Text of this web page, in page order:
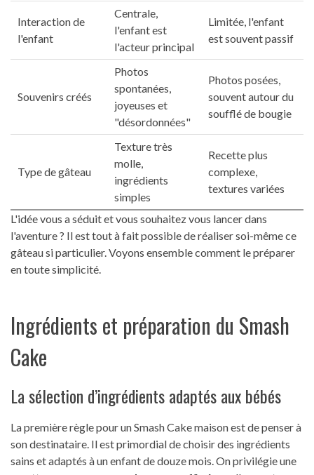
Interaction de
l'enfant
Centrale,
l'enfant est
l'acteur principal
Limitée, l'enfant
est souvent passif
Souvenirs créés
Photos
spontanées,
joyeuses et
"désordonnées"
Photos posées,
souvent autour du
soufflé de bougie
Type de gâteau
Texture très
molle,
ingrédients
simples
Recette plus
complexe,
textures variées
L'idée vous a séduit et vous souhaitez vous lancer dans
l'aventure ? Il est tout à fait possible de réaliser soi-même ce
gâteau si particulier. Voyons ensemble comment le préparer
en toute simplicité.
Ingrédients et préparation du Smash
Cake
La sélection d’ingrédients adaptés aux bébés
La première règle pour un Smash Cake maison est de penser à
son destinataire. Il est primordial de choisir des ingrédients
sains et adaptés à un enfant de douze mois. On privilégie une